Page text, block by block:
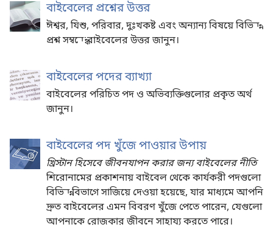
বাইবেলের প্রশ্নের উত্তর
ঈশ্বর, যিশু, পরিবার, দুঃখকষ্ট এবং অন্যান্য বিষয়ে বিভিন্ন
প্রশ্ন সম্বন্ধে বাইবেলের উত্তর জানুন।
বাইবেলের পদের ব্যাখ্যা
বাইবেলের পরিচিত পদ ও অভিব্যক্তিগুলোর প্রকৃত অর্থ
জানুন।
বাইবেলের পদ খুঁজে পাওয়ার উপায়
খ্রিস্টান হিসেবে জীবনযাপন করার জন্য বাইবেলের নীতি
শিরোনামের প্রকাশনায় বাইবেল থেকে কার্যকরী পদগুলো
বিভিন্ন বিভাগে সাজিয়ে দেওয়া হয়েছে, যার মাধ্যমে আপনি
দ্রুত বাইবেলের এমন বিবরণ খুঁজে পেতে পারেন, যেগুলো
আপনাকে রোজকার জীবনে সাহায্য করতে পারে।